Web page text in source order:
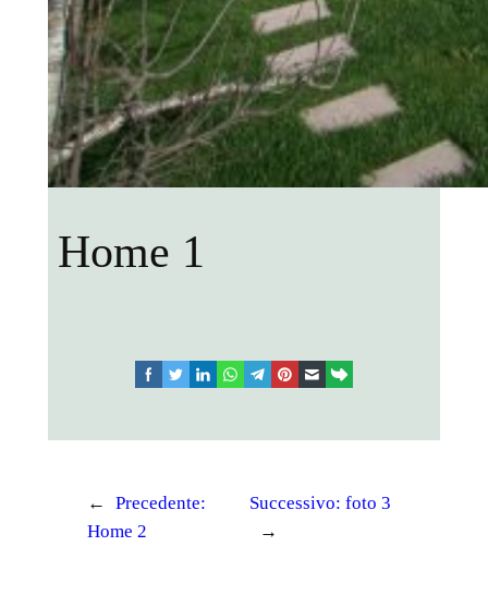
Home 1
facebooktwitterlinkedinwhatsapptelegram
pinterest email link
←
Precedente:
Home 2
Successivo:foto 3
→